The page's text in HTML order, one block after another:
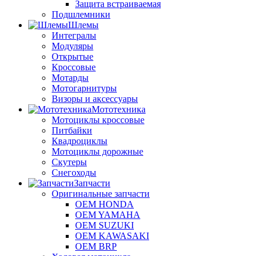
Защита встраиваемая
Подшлемники
Шлемы
Интегралы
Модуляры
Открытые
Кроссовые
Мотарды
Мотогарнитуры
Визоры и аксессуары
Мототехника
Мотоциклы кроссовые
Питбайки
Квадроциклы
Мотоциклы дорожные
Скутеры
Снегоходы
Запчасти
Оригинальные запчасти
OEM HONDA
OEM YAMAHA
OEM SUZUKI
OEM KAWASAKI
OEM BRP